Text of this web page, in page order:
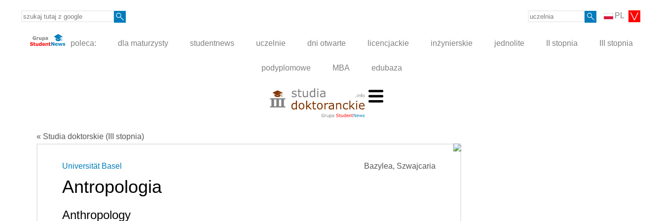
PL
poleca: dla maturzysty studentnews uczelnie dni otwarte licencjackie inżynierskie jednolite II stopnia III stopnia
podyplomowe MBA edubaza
« Studia doktorskie (III stopnia)
Bazylea, Szwajcaria
Universität Basel
Antropologia
Anthropology